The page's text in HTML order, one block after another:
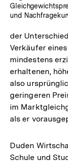
und
der
Verkäufer
mindestens
erhaltenen,
also
geringeren
im
als er
Duden
Schule und